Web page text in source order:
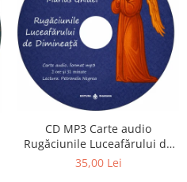
CD MP3 Carte audio
Rugăciunile Luceafărului de
dimineață
35,00 Lei